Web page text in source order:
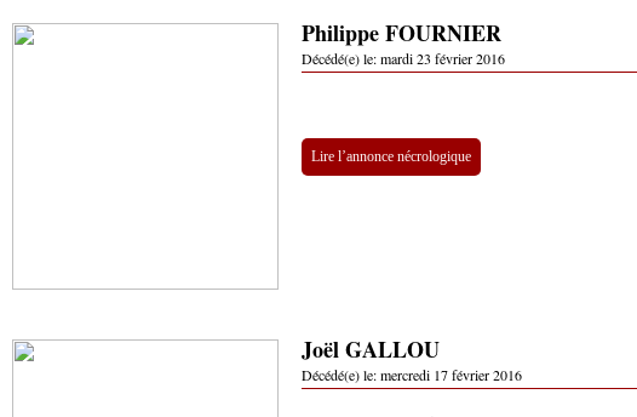
Philippe FOURNIER
Décédé(e) le:mardi 23 février 2016
Lire l’annonce nécrologique
Joël GALLOU
Décédé(e) le:mercredi 17 février 2016